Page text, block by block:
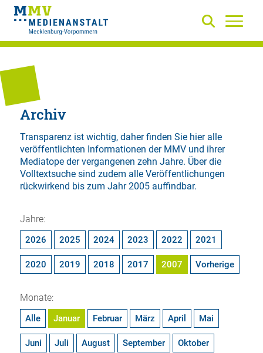
Archiv
Transparenz ist wichtig, daher finden Sie hier alle
veröffentlichten Informationen der MMV und ihrer
Mediatope der vergangenen zehn Jahre. Über die
Volltextsuchesind zudem alle Veröffentlichungen
rückwirkend bis zum Jahr 2005 auffindbar.
Jahre:
2026 2025 2024 2023 2022 2021
2020 2019 2018 2017 2007 Vorherige
Monate:
Alle Januar Februar März April Mai
Juni Juli August September Oktober